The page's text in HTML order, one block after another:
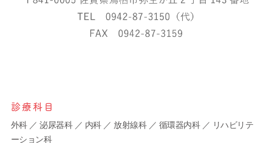
診療科目
外科 ／ 泌尿器科 ／ 内科 ／ 放射線科 ／ 循環器内科 ／ リハビリテ
ーション科